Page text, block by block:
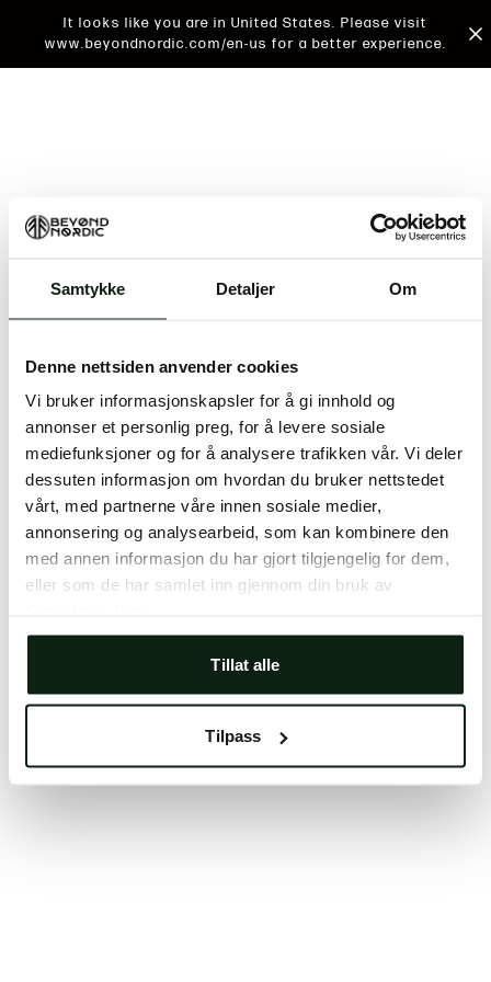
Samtykke Detaljer Om
Denne nettsiden anvender cookies
Vi bruker informasjonskapsler for å gi innhold og
annonser et personlig preg, for å levere sosiale
mediefunksjoner og for å analysere trafikken vår. Vi deler
dessuten informasjon om hvordan du bruker nettstedet
vårt, med partnerne våre innen sosiale medier,
annonsering og analysearbeid, som kan kombinere den
med annen informasjon du har gjort tilgjengelig for dem,
eller som de har samlet inn gjennom din bruk av
Tillat alle
Tilpass
It looks like you are in United States. Please visit
www.beyondnordic.com/en-us for a better experience.
An unknown error has occurred. An error report has
issue will be investigated.
Click the button below to refresh the website. If the
issue persists, either try waiting a moment or
reopening your browser.
Clearing your browser cache may also help in some
cases.
We apologize for the inconvenience.